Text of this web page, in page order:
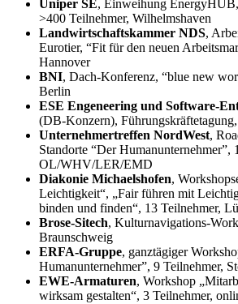
Uniper SE, Einweihung
>400 Teilnehmer, Wilhelmshaven
Landwirtschaftskammer NDS,
Eurotier, “Fit für den neuen
Hannover
BNI, Dach-Konferenz, “blue new
Berlin
ESE Engeneering und Software-
(DB-Konzern),
Unternehmertreffen NordWest,
Standorte “Der Humanunternehmer”,
OL/WHV/LER/EMD
Diakonie Michaelshofen,
Leichtigkeit“, „Fair führen mit
binden und finden“, 13 Teilnehmer,
Brose-Sitech, Kulturnavigations-
Braunschweig
ERFA-Gruppe, ganztägiger
Humanunternehmer”, 9 Teilnehmer,
EWE-Armaturen, Workshop
wirksam gestalten“, 3 Teilnehmer,